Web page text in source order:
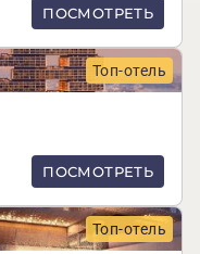
ПОСМОТРЕТЬ
Топ-отель
ПОСМОТРЕТЬ
Топ-отель